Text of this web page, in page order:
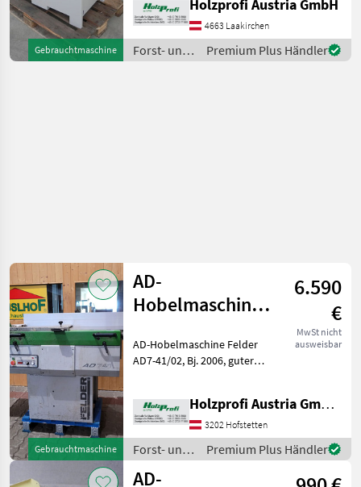
Gebrauchtmaschine
mmHobelwellendurchmesser
100 mmAnzahl
Hobelmesser 4
StückDickenhobe
Holzprofi Austria GmbH
4663 Laakirchen
Forst- und
Holztechnik
Premium Plus Händler
Gebrauchtmaschine
AD-
Hobelmaschine
41/02 gebraucht
6.590
€
MwSt nicht
ausweisbar
AD-Hobelmaschine Felder
AD7-41/02, Bj. 2006, guter
Tischbreite, 4 Messer, 500
kgPreisänderungen
vorbehalten, Irrtümer,
Holzprofi Austria GmbH, Zweigstelle NÖ
3202 Hofstetten
Forst- und
Holztechnik
/ Felder
Premium Plus Händler
AD-